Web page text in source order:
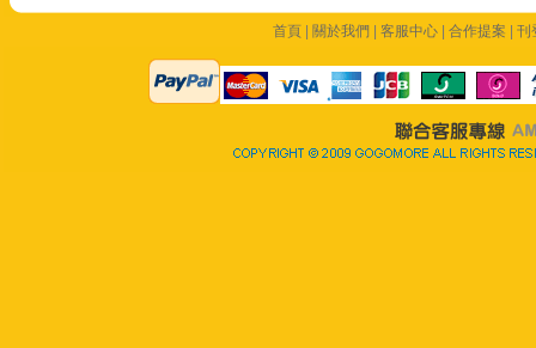
首頁 關於我們 客服中心 合作提案 刊